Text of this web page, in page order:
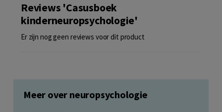
Reviews 'Casusboek
kinderneuropsychologie'
Er zijn nog geen reviews voor dit product
Meer over neuropsychologie